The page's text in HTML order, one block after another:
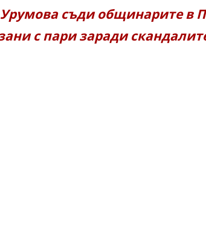
съди общинарите в
с пари заради